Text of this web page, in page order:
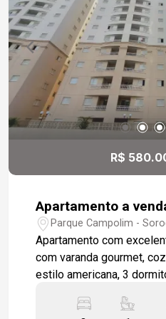
R$
Apartamento a
Parque Campolim -
Apartamento com
com varanda gourmet,
estilo americana, 3
entregue todo em piso